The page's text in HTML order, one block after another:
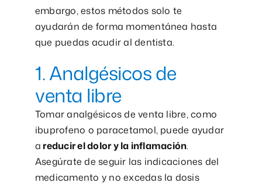
embargo, estos métodos solo te
ayudarán de forma momentánea hasta
que puedas acudir al dentista.
1. Analgésicos de
venta libre
Tomar analgésicos de venta libre, como
ibuprofeno o paracetamol, puede ayudar
a reducir el dolor y la inflamación.
Asegúrate de seguir las indicaciones del
medicamento y no excedas la dosis